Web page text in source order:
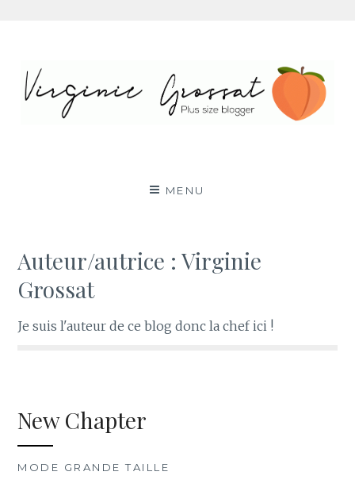
contenu
mode grande taille
MENU
Auteur/autrice :Virginie
Grossat
Je suis l'auteur de ce blog donc la chef ici !
New Chapter
MODE GRANDE TAILLE